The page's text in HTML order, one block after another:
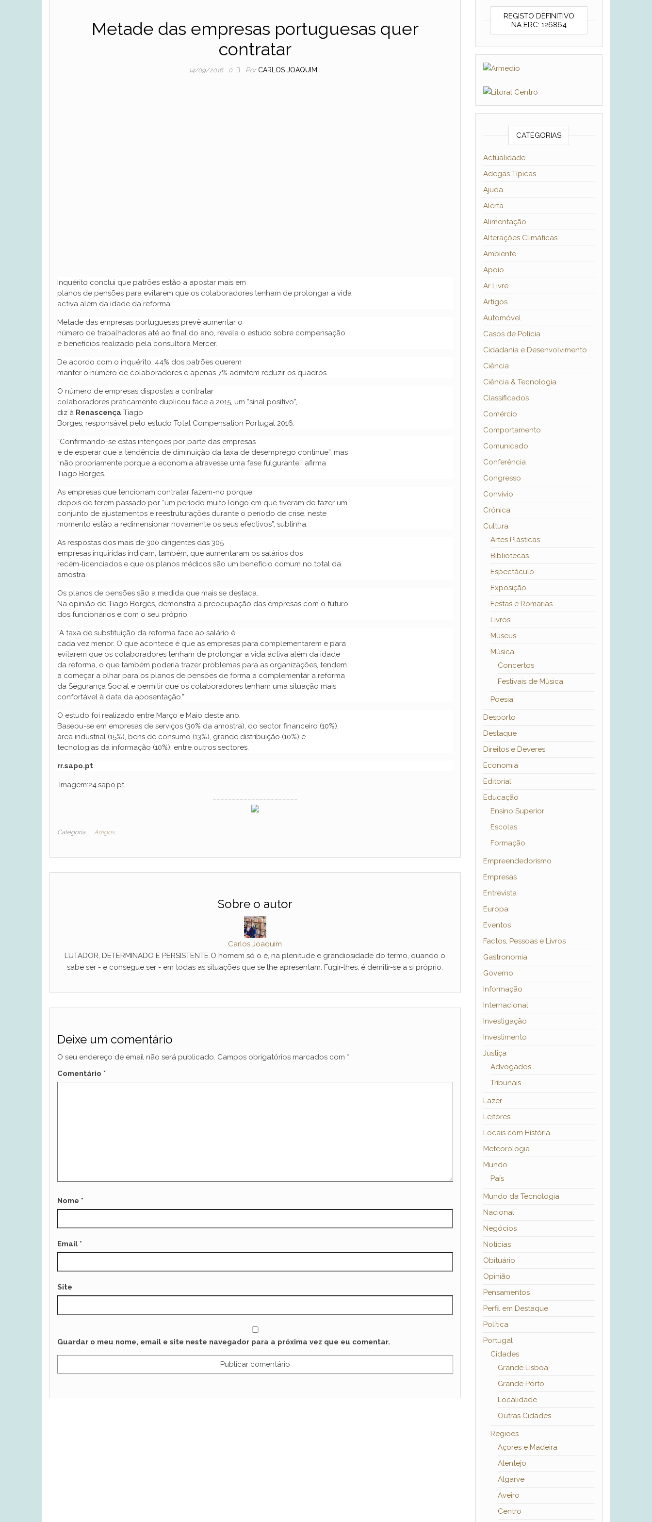
Metade das empresas portuguesas quer
contratar
14/09/2016 0 Por CARLOS JOAQUIM
Inquérito conclui que patrões estão a apostar mais em
planos de pensões para evitarem que os colaboradores tenham de prolongar a vida
activa além da idade da reforma.
Metade das empresas portuguesas prevê aumentar o
número de trabalhadores até ao final do ano, revela o estudo sobre compensação
e benefícios realizado pela consultora Mercer.
De acordo com o inquérito, 44% dos patrões querem
manter o número de colaboradores e apenas 7% admitem reduzir os quadros.
O número de empresas dispostas a contratar
colaboradores praticamente duplicou face a 2015, um “sinal positivo”,
diz à Renascença Tiago
Borges, responsável pelo estudo Total Compensation Portugal 2016.
“Confirmando-se estas intenções por parte das empresas
é de esperar que a tendência de diminuição da taxa de desemprego continue”, mas
“não propriamente porque a economia atravesse uma fase fulgurante”, afirma
Tiago Borges.
As empresas que tencionam contratar fazem-no porque,
depois de terem passado por “um período muito longo em que tiveram de fazer um
conjunto de ajustamentos e reestruturações durante o período de crise, neste
momento estão a redimensionar novamente os seus efectivos”, sublinha.
As respostas dos mais de 300 dirigentes das 305
empresas inquiridas indicam, também, que aumentaram os salários dos
recém-licenciados e que os planos médicos são um benefício comum no total da
amostra.
Os planos de pensões são a medida que mais se destaca.
Na opinião de Tiago Borges, demonstra a preocupação das empresas com o futuro
dos funcionários e com o seu próprio.
“A taxa de substituição da reforma face ao salário é
cada vez menor. O que acontece é que as empresas para complementarem e para
evitarem que os colaboradores tenham de prolongar a vida activa além da idade
da reforma, o que também poderia trazer problemas para as organizações, tendem
a começar a olhar para os planos de pensões de forma a complementar a reforma
da Segurança Social e permitir que os colaboradores tenham uma situação mais
confortável à data da aposentação.”
O estudo foi realizado entre Março e Maio deste ano.
Baseou-se em empresas de serviços (30% da amostra), do sector financeiro (10%),
área industrial (15%), bens de consumo (13%), grande distribuição (10%) e
tecnologias da informação (10%), entre outros sectores.
rr.sapo.pt
Imagem:24.sapo.pt
Categoria Artigos
Sobre o autor
Carlos Joaquim
LUTADOR, DETERMINADO E PERSISTENTE O homem só o é, na plenitude e grandiosidade do termo, quando o
sabe ser - e consegue ser - em todas as situações que se lhe apresentam. Fugir-lhes, é demitir-se a si próprio.
Deixe um comentário
O seu endereço de email não será publicado. Campos obrigatórios marcados com *
Comentário *
Nome *
Email *
Site
Guardar o meu nome, email e site neste navegador para a próxima vez que eu comentar.
REGISTO DEFINITIVO
NA ERC: 126864
CATEGORIAS
Actualidade
Adegas Típicas
Ajuda
Alerta
Alimentação
Alterações Climáticas
Ambiente
Apoio
Ar Livre
Artigos
Automóvel
Casos de Polícia
Cidadania e Desenvolvimento
Ciência
Ciência & Tecnologia
Classificados
Comércio
Comportamento
Comunicado
Conferência
Congresso
Convívio
Crónica
Cultura
Artes Plásticas
Bibliotecas
Espectáculo
Exposição
Festas e Romarias
Livros
Museus
Música
Concertos
Festivais de Música
Poesia
Desporto
Destaque
Direitos e Deveres
Economia
Editorial
Educação
Ensino Superior
Escolas
Formação
Empreendedorismo
Empresas
Entrevista
Europa
Eventos
Factos, Pessoas e Livros
Gastronomia
Governo
Informação
Internacional
Investigação
Investimento
Justiça
Advogados
Tribunais
Lazer
Leitores
Locais com História
Meteorologia
Mundo
País
Mundo da Tecnologia
Nacional
Negócios
Notícias
Obituário
Opinião
Pensamentos
Perfil em Destaque
Política
Portugal
Cidades
Grande Lisboa
Grande Porto
Localidade
Outras Cidades
Regiões
Açores e Madeira
Alentejo
Algarve
Aveiro
Centro